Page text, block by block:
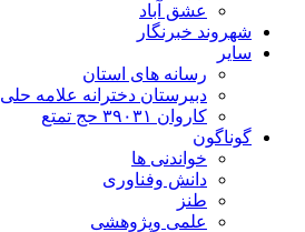
عشق آباد
شهروند خبرنگار
سایر
رسانه های استان
دبیرستان دخترانه علامه حلی
کاروان ۳۹۰۳۱ حج تمتع
گوناگون
خواندنی ها
دانش وفناوری
طنز
علمی وپژوهشی